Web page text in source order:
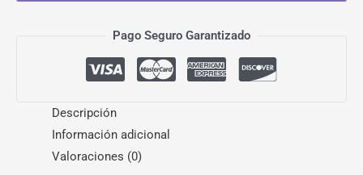
Pago Seguro Garantizado
Descripción
Información adicional
Valoraciones (0)